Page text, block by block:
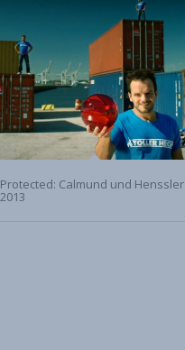
Protected: Calmund und Henssler
2013